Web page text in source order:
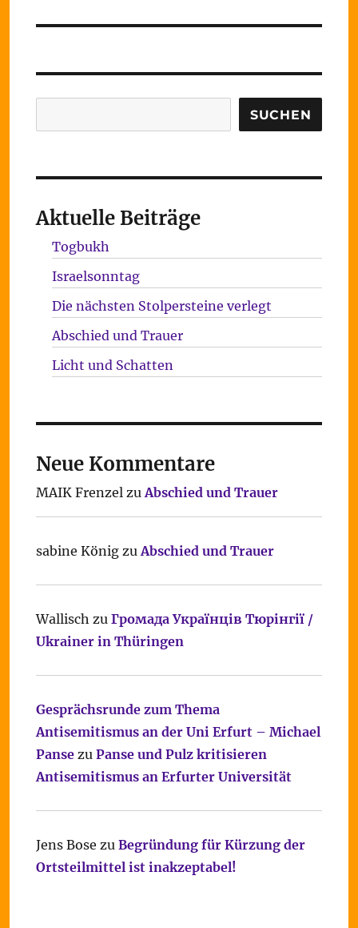
SUCHEN
Aktuelle Beiträge
Togbukh
Israelsonntag
Die nächsten Stolpersteine verlegt
Abschied und Trauer
Licht und Schatten
Neue Kommentare
MAIK FrenzelzuAbschied und Trauer
sabine KönigzuAbschied und Trauer
Wallisch zu Громада Українців Тюрінгії /
Ukrainer in Thüringen
Gesprächsrunde zum Thema
Antisemitismus an der Uni Erfurt – Michael
Pansezu Panse und Pulz kritisieren
Antisemitismus an Erfurter Universität
Jens Bose zu Begründung für Kürzung der
Ortsteilmittel ist inakzeptabel!